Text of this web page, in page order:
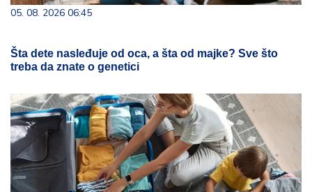
05. 08. 2026 06:45
Šta dete nasleđuje od oca, a šta od majke? Sve što
treba da znate o genetici